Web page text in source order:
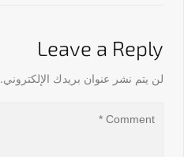
Leave a Reply
لن يتم نشر عنوان بريدك الإلكتروني.